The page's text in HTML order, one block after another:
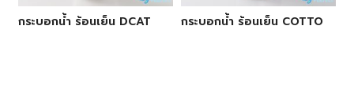
กระบอกน้ำ ร้อนเย็น DCAT กระบอกน้ำ ร้อนเย็น COTTO